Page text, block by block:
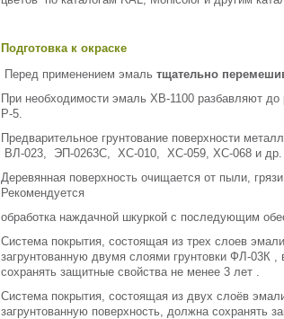
Подготовка к окраске
Перед применением эмаль тщательно
При необходимости эмаль ХВ-1100 разбавляют
Р-5.
Предварительное грунтование поверхности
ВЛ-023, ЭП-0263С, ХС-010, ХС-059, ХС-068 и др.
Деревянная поверхность очищается от пыли,
Рекомендуется
обработка наждачной шкуркой с последующим
Система покрытия, состоящая из трех слоев
загрунтованную двумя слоями грунтовки ФЛ-03К ,
сохранять защитные свойства не менее 3 лет .
Система покрытия, состоящая из двух слоёв
загрунтованную поверхность, должна сохранять